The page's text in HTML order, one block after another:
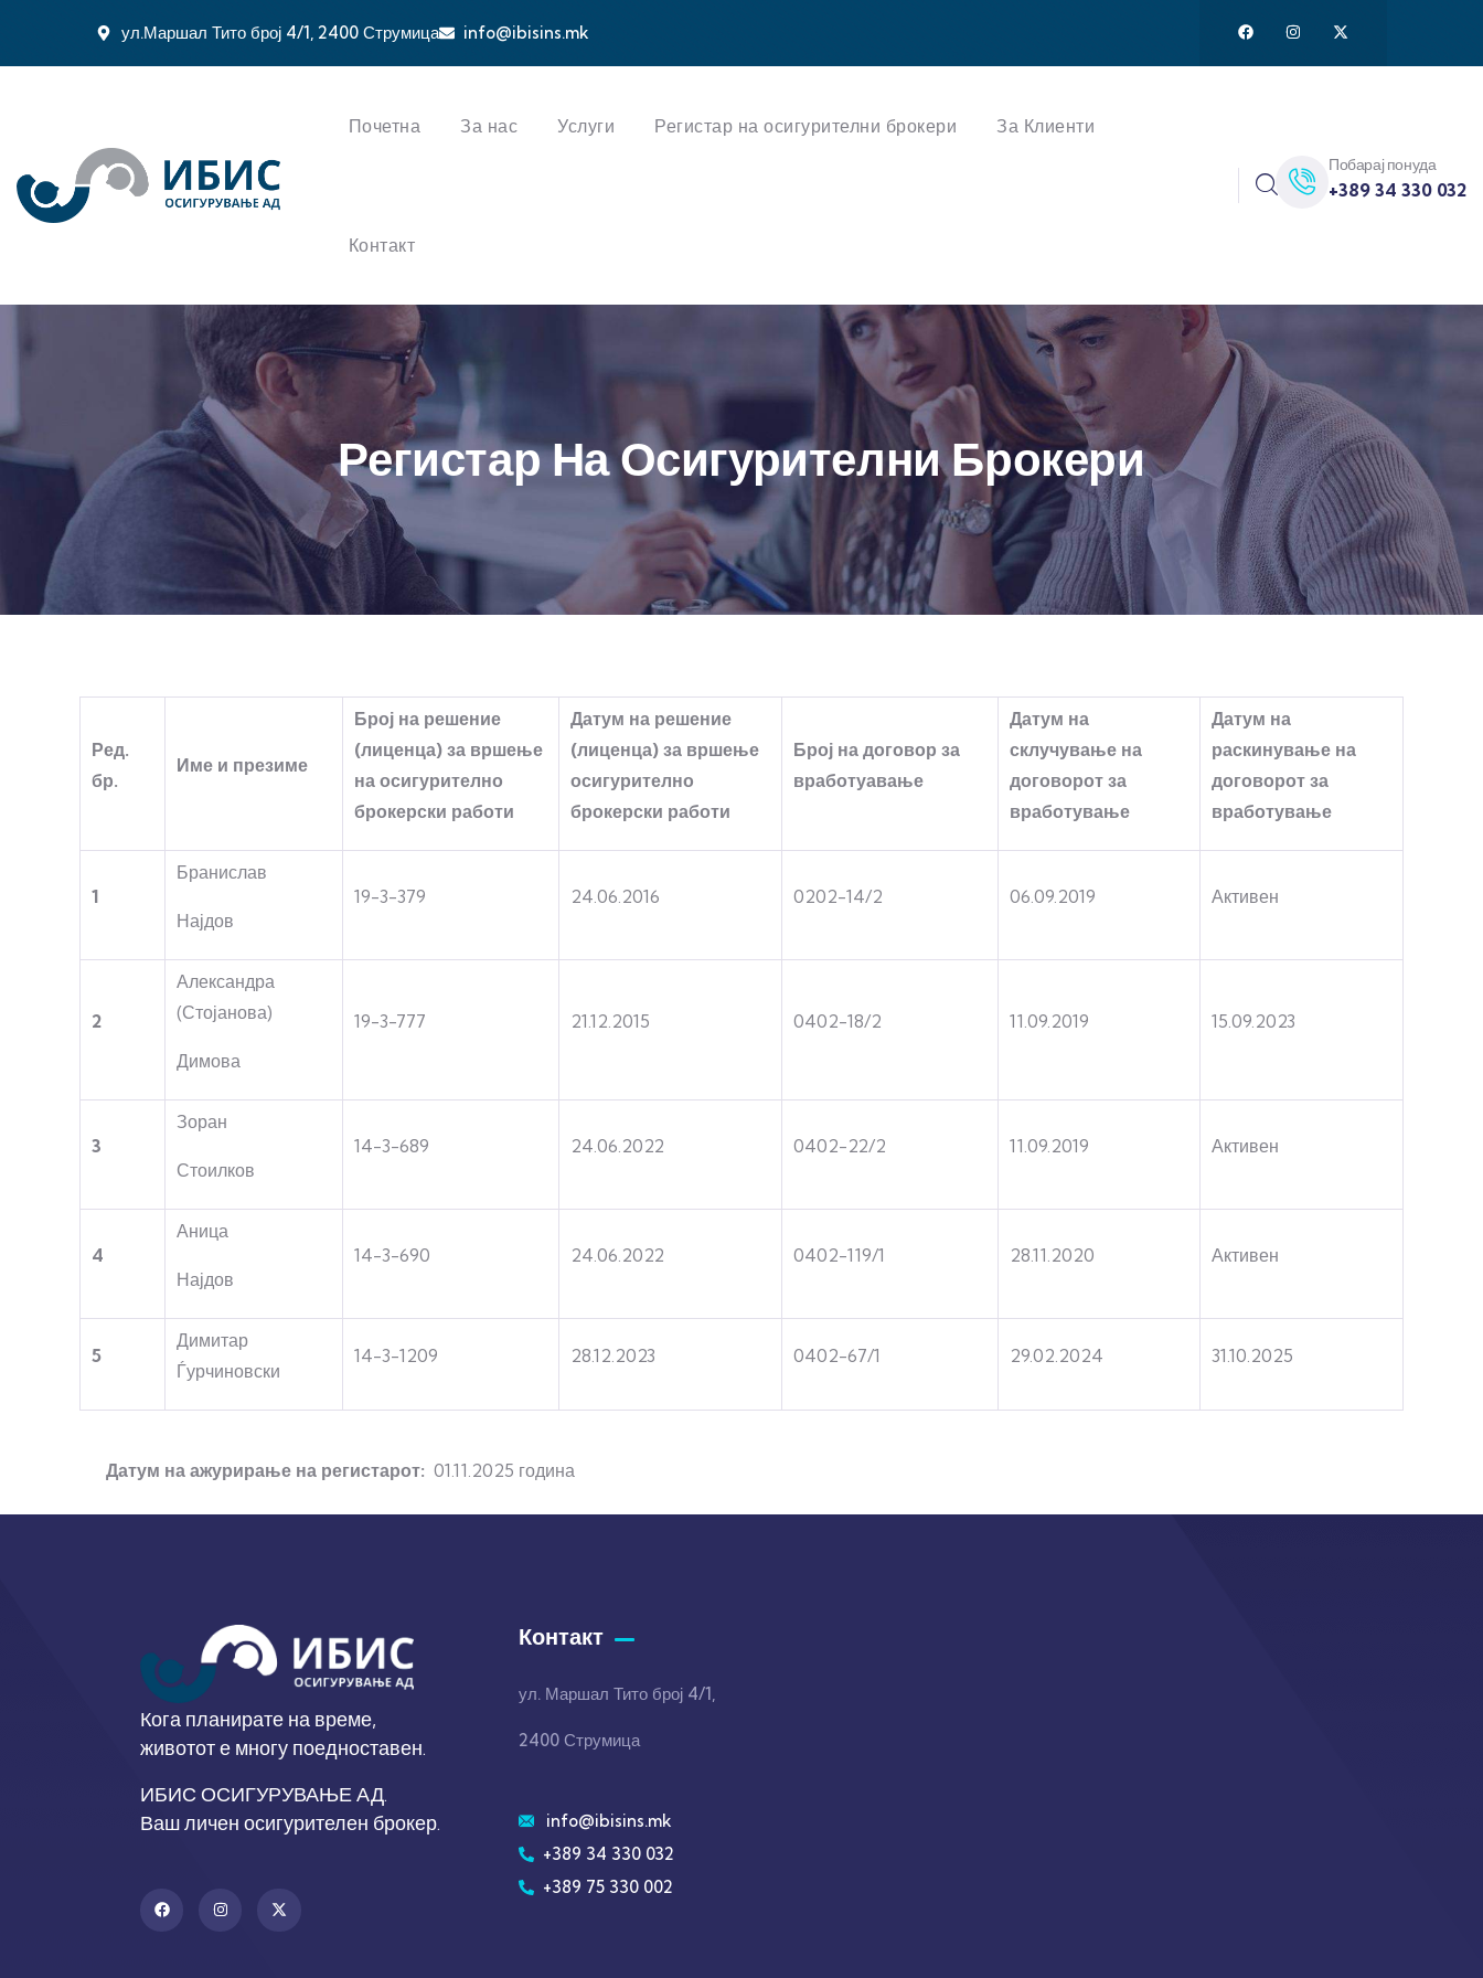
ул.Маршал Тито број 4/1, 2400 Струмица info@ibisins.mk
Почетна За нас Услуги Регистар на осигурителни брокери За Клиенти
Контакт
Побарај понуда
+389 34 330 032
Регистар На Осигурителни Брокери
Ред.
бр.
Име и презиме
Број на решение
(лиценца) за вршење
на осигурително
брокерски работи
Датум на решение
(лиценца) за вршење
осигурително
брокерски работи
Број на договор за
вработуавање
Датум на
склучување на
договорот за
вработување
Датум на
раскинување на
договорот за
вработување
1
Бранислав
Најдов
19-3-379 24.06.2016 0202-14/2 06.09.2019 Активен
2
Александра
(Стојанова)
Димова
19-3-777 21.12.2015 0402-18/2 11.09.2019 15.09.2023
3
Зоран
Стоилков
14-3-689 24.06.2022 0402-22/2 11.09.2019 Активен
4
Аница
Најдов
14-3-690 24.06.2022 0402-119/1 28.11.2020 Активен
5
Димитар
Ѓурчиновски
14-3-1209 28.12.2023 0402-67/1 29.02.2024 31.10.2025
Датум на ажурирање на регистарот: 01.11.2025 година
Кога планирате на време,
животот е многу поедноставен.
ИБИС ОСИГУРУВАЊЕ АД.
Ваш личен осигурителен брокер.
Контакт
ул. Маршал Тито број 4/1,
2400 Струмица
info@ibisins.mk
+389 34 330 032
+389 75 330 002